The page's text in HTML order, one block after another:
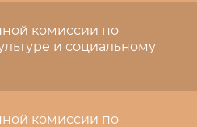
комиссии по
и социальному
комиссии по